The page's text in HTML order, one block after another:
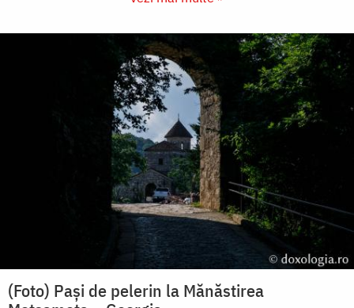
(Foto) Pași de pelerin la Mănăstirea